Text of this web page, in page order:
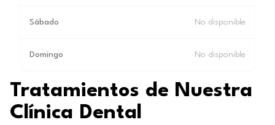
Sábado No disponible
Domingo No disponible
Tratamientos de Nuestra
Clínica Dental